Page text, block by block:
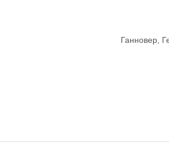
Ганновер,